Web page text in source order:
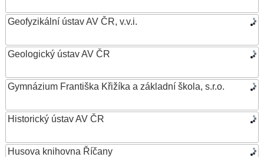
Geofyzikální ústav AV ČR, v.v.i.
Geologický ústav AV ČR
Gymnázium Františka Křižíka a základní škola, s.r.o.
Historický ústav AV ČR
Husova knihovna Říčany